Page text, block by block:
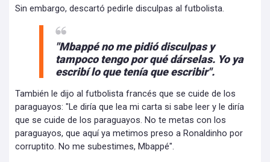
Sin embargo, descartó pedirle disculpas al futbolista.
"Mbappé no me pidió disculpas y
tampoco tengo por qué dárselas. Yo ya
escribí lo que tenía que escribir".
También le dijo al futbolista francés que se cuide de los
paraguayos: "Le diría que lea mi carta si sabe leer y le diría
que se cuide de los paraguayos. No te metas con los
paraguayos, que aquí ya metimos preso a Ronaldinho por
corruptito. No me subestimes, Mbappé".